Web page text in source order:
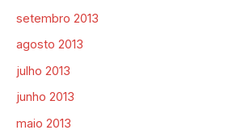
setembro 2013
agosto 2013
julho 2013
junho 2013
maio 2013